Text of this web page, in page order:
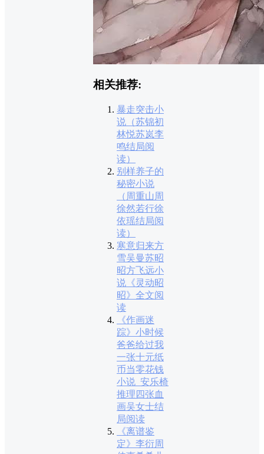
相关推荐:
暴走突击小
说（苏锦初
林悦苏岚李
鸣结局阅
读）
别样养子的
秘密小说
（周重山周
徐然若行徐
依瑶结局阅
读）
寒意归来方
雪吴曼苏昭
昭方飞远小
说《灵动昭
昭》全文阅
读
《作画迷
踪》小时候
爸爸给过我
一张十元纸
币当零花钱
小说_安乐椅
推理四张血
画吴女士结
局阅读
《离谱鉴
定》李衍周